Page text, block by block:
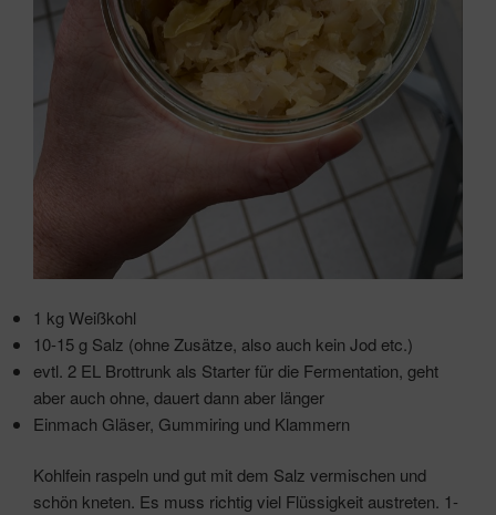
1 kg Weißkohl
10-15 g Salz (ohne Zusätze, also auch kein Jod etc.)
evtl. 2 EL Brottrunk als Starter für die Fermentation, geht
aber auch ohne, dauert dann aber länger
Einmach Gläser, Gummiring und Klammern
Kohlfein raspeln und gut mit dem Salz vermischen und
schön kneten. Es muss richtig viel Flüssigkeit austreten. 1-